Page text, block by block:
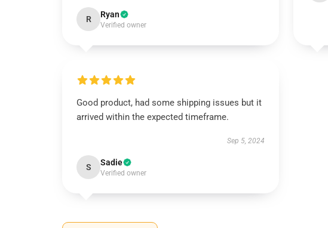
R Ryan
Verified owner
Good product, had some shipping issues but it
arrived within the expected timeframe.
Sep 5, 2024
S Sadie
Verified owner